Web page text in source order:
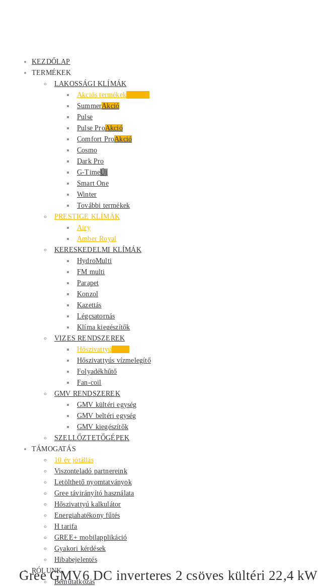
KEZDŐLAP
TERMÉKEK
LAKOSSÁGI KLÍMÁK
Akciós termékek
SummerAkció
Pulse
Pulse ProAkció
Comfort ProAkció
Cosmo
Dark Pro
G-TimeÚj
Smart One
Winter
További termékek
PRESTIGE KLÍMÁK
Airy
Amber Royal
KERESKEDELMI KLÍMÁK
HydroMulti
FM multi
Parapet
Konzol
Kazettás
Légcsatornás
Klíma kiegészítők
VIZES RENDSZEREK
Hőszivattyú
Hőszivattyús vízmelegítő
Folyadékhűtő
Fan-coil
GMV RENDSZEREK
GMV kültéri egység
GMV beltéri egység
GMV kiegészítők
SZELLŐZTETŐGÉPEK
TÁMOGATÁS
10 év jótállás
Viszonteladó partnereink
Letölthető nyomtatványok
Gree távirányító használata
Hőszivattyú kalkulátor
Energiahatékony fűtés
H tarifa
GREE+ mobilapplikáció
Gyakori kérdések
Hibabejelentés
RÓLUNK
Bemutatkozás
Gree GMV6 DC inverteres 2 csöves kültéri 22,4 kW